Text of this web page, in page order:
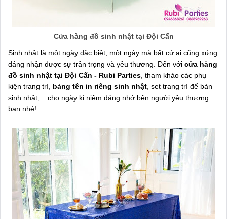
Cửa hàng đồ sinh nhật tại Đội Cấn
Sinh nhật là một ngày đặc biệt, một ngày mà bất cứ ai cũng xứng
đáng nhận được sự trân trọng và yêu thương. Đến với cửa hàng
đồ sinh nhật tại Đội Cấn - Rubi Parties , tham khảo các phụ
kiện trang trí, bảng tên in riêng sinh nhật , set trang trí để bàn
sinh nhật,... cho ngày kỉ niệm đáng nhớ bên người yêu thương
bạn nhé!